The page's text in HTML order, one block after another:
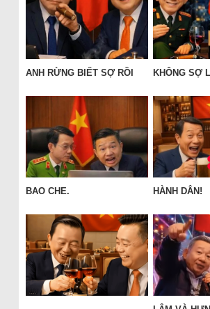
ANH RỪNG BIẾT SỢ RỒI KHÔNG SỢ
BAO CHE. HÀNH DÂN!